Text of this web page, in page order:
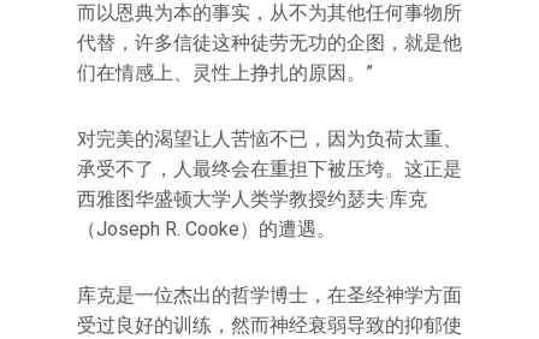
而以恩典为本的事实，从不为其他任何事物所
代替，许多信徒这种徒劳无功的企图，就是他
们在情感上、灵性上挣扎的原因。”
对完美的渴望让人苦恼不已，因为负荷太重、
承受不了，人最终会在重担下被压垮。这正是
西雅图华盛顿大学人类学教授约瑟夫·库克
（Joseph R. Cooke）的遭遇。
库克是一位杰出的哲学博士，在圣经神学方面
受过良好的训练，然而神经衰弱导致的抑郁使